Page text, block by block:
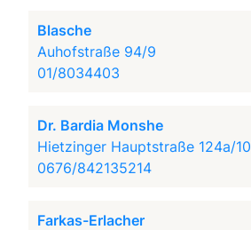
Blasche
Auhofstraße 94/9
01/8034403
Dr. Bardia Monshe
Hietzinger Hauptstraße 124a/10
0676/842135214
Farkas-Erlacher